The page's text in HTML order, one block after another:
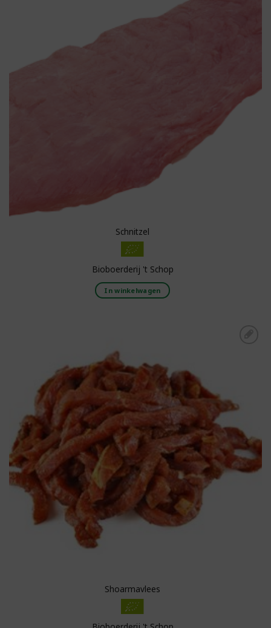
Schnitzel
Bioboerderij 't Schop
In winkelwagen
Shoarmavlees